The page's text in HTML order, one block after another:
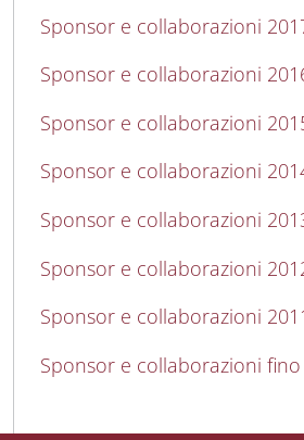
Sponsor e collaborazioni
Sponsor e collaborazioni
Sponsor e collaborazioni
Sponsor e collaborazioni
Sponsor e collaborazioni
Sponsor e collaborazioni
Sponsor e collaborazioni
Sponsor e collaborazioni